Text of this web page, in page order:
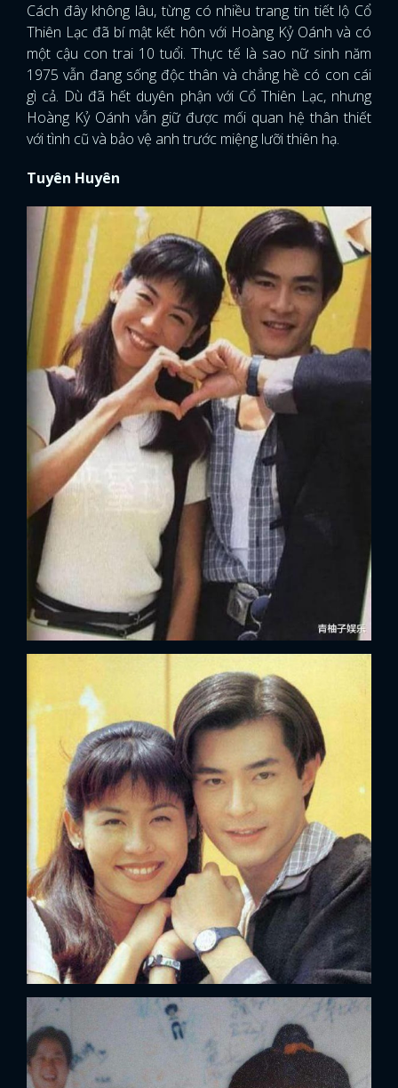
Cách đây không lâu, từng có nhiều trang tin tiết lộ Cổ
Thiên Lạc đã bí mật kết hôn với Hoàng Kỷ Oánh và có
một cậu con trai 10 tuổi. Thực tế là sao nữ sinh năm
1975 vẫn đang sống độc thân và chẳng hề có con cái
gì cả. Dù đã hết duyên phận với Cổ Thiên Lạc, nhưng
Hoàng Kỷ Oánh vẫn giữ được mối quan hệ thân thiết
với tình cũ và bảo vệ anh trước miệng lưỡi thiên hạ.
Tuyên Huyên